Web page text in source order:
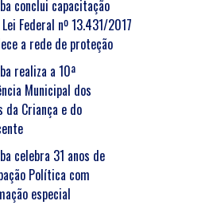
conclui capacitação
Federal nº 13.431/2017
a rede de proteção
realiza a 10ª
Municipal dos
da Criança e do
celebra 31 anos de
Política com
especial